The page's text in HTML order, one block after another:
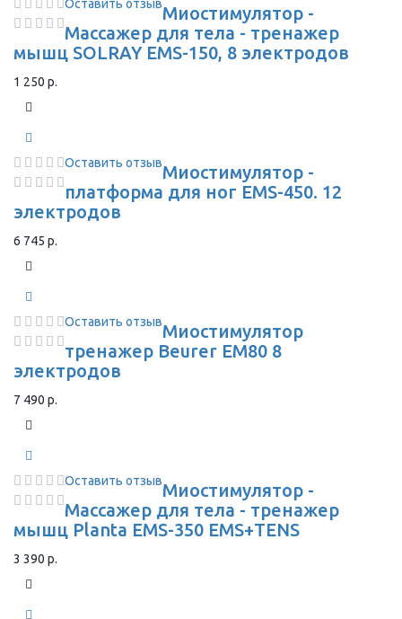
Оставить отзывМиостимулятор -
Массажер для тела - тренажер
мышц SOLRAY EMS-150, 8 электродов
1 250 р.
Оставить отзывМиостимулятор -
платформа для ног EMS-450. 12
электродов
6 745 р.
Оставить отзывМиостимулятор
тренажер Beurer EM80 8
электродов
7 490 р.
Оставить отзывМиостимулятор -
Массажер для тела - тренажер
мышц Planta EMS-350 EMS+TENS
3 390 р.